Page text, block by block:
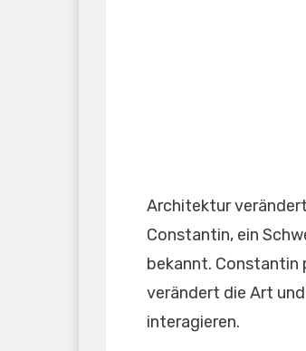
Architektur
Constantin, ein
bekannt. Constantin
verändert die Art
interagieren.